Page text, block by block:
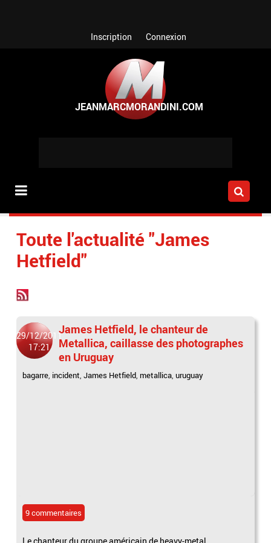
Inscription Connexion
Toute l'actualité "James
Hetfield"
29/12/2011
17:21
James Hetfield, le chanteur de
Metallica, caillasse des photographes
en Uruguay
bagarre, incident,James Hetfield, metallica,uruguay
9 commentaires